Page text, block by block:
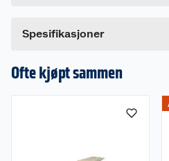
Dette produktet har ikke
en omtale.
Spesifikasjoner
Ofte kjøpt sammen